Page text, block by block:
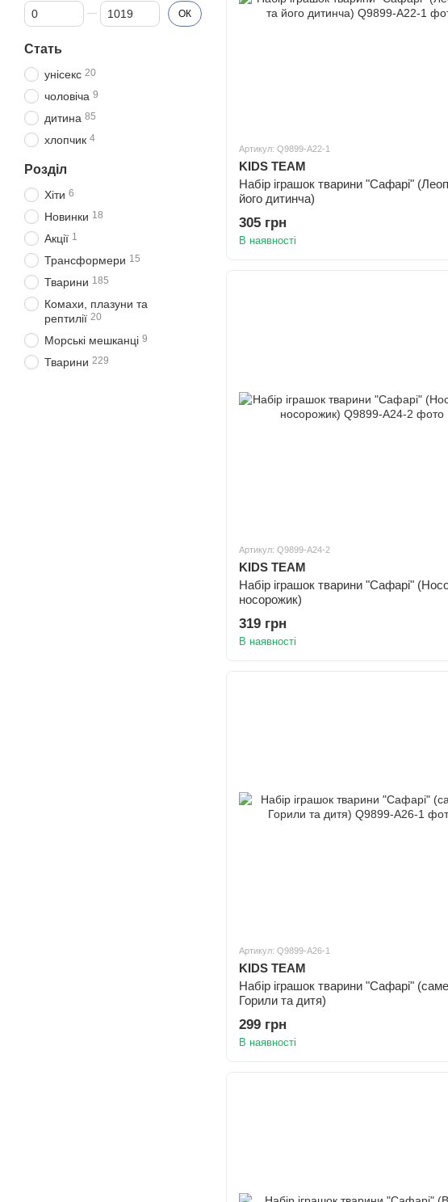
Артикул: Q9899-A22-1
KIDS TEAM
Набір іграшок тварини "Сафарі"
його дитинча)
305 грн
В наявності
Артикул: Q9899-A24-2
KIDS TEAM
Набір іграшок тварини "Сафарі"
носорожик)
319 грн
В наявності
Артикул: Q9899-A26-1
KIDS TEAM
Набір іграшок тварини "Сафарі"
Горили та дитя)
299 грн
В наявності
Від Ціна, грн
До Ціна, грн ОК
Стать
унісекс 20
чоловіча 9
дитина 85
хлопчик 4
Розділ
Хіти 6
Новинки 18
Акції 1
Трансформери 15
Тварини 185
Комахи, плазуни та
рептилії 20
Морські мешканці 9
Тварини 229